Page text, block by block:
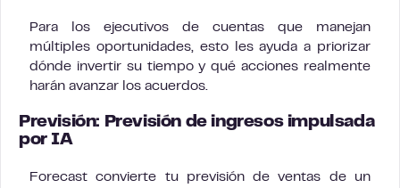
Para los ejecutivos de cuentas que manejan
múltiples oportunidades, esto les ayuda a priorizar
dónde invertir su tiempo y qué acciones realmente
harán avanzar los acuerdos.
Previsión: Previsión de ingresos impulsada
por IA
Forecast convierte tu previsión de ventas de un